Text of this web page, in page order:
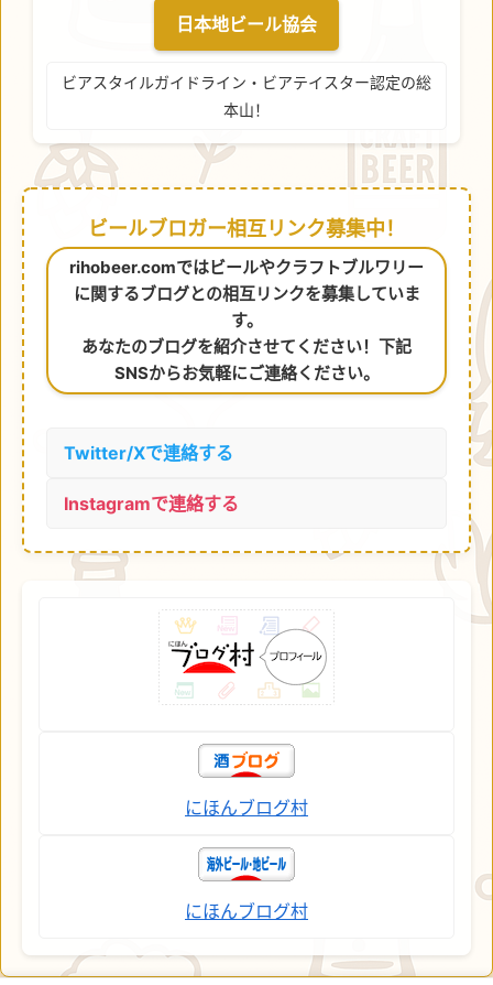
日本地ビール協会
ビアスタイルガイドライン・ビアテイスター認定の総
本山！
ビールブロガー相互リンク募集中！
rihobeer.comではビールやクラフトブルワリー
に関するブログとの相互リンクを募集していま
す。
あなたのブログを紹介させてください！下記
SNSからお気軽にご連絡ください。
Twitter/Xで連絡する
Instagramで連絡する
にほんブログ村
にほんブログ村